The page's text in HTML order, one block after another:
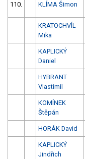
110. KLÍMA Šimon
KRATOCHVÍL
Mika
KAPLICKÝ
Daniel
HYBRANT
Vlastimil
KOMÍNEK
Štěpán
HORÁK David
KAPLICKÝ
Jindřich